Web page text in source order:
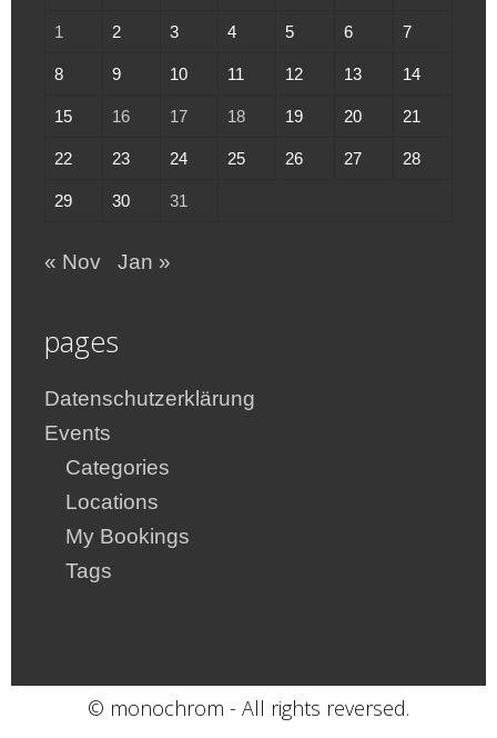
1 2 3 4 5 6 7
8 9 10 11 12 13 14
15 16 17 18 19 20 21
22 23 24 25 26 27 28
29 30 31
« Nov Jan »
pages
Datenschutzerklärung
Events
Categories
Locations
My Bookings
Tags
© monochrom - All rights reversed.